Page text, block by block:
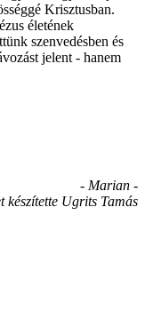
Krisztusban.
életének
szenvedésben és
jelent - hanem
- Marian -
készítette Ugrits Tamás